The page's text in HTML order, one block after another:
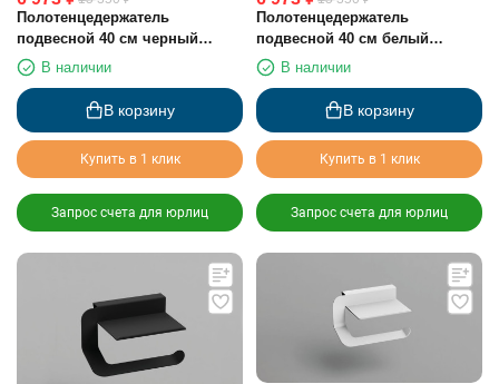
Полотенцедержатель
подвесной 40 см черный
матовый Sonia 176915
В наличии
В корзину
Купить в 1 клик
Запрос счета для юрлиц
Полотенцедержатель
подвесной 40 см белый
матовый Sonia 176922
В наличии
В корзину
Купить в 1 клик
Запрос счета для юрлиц